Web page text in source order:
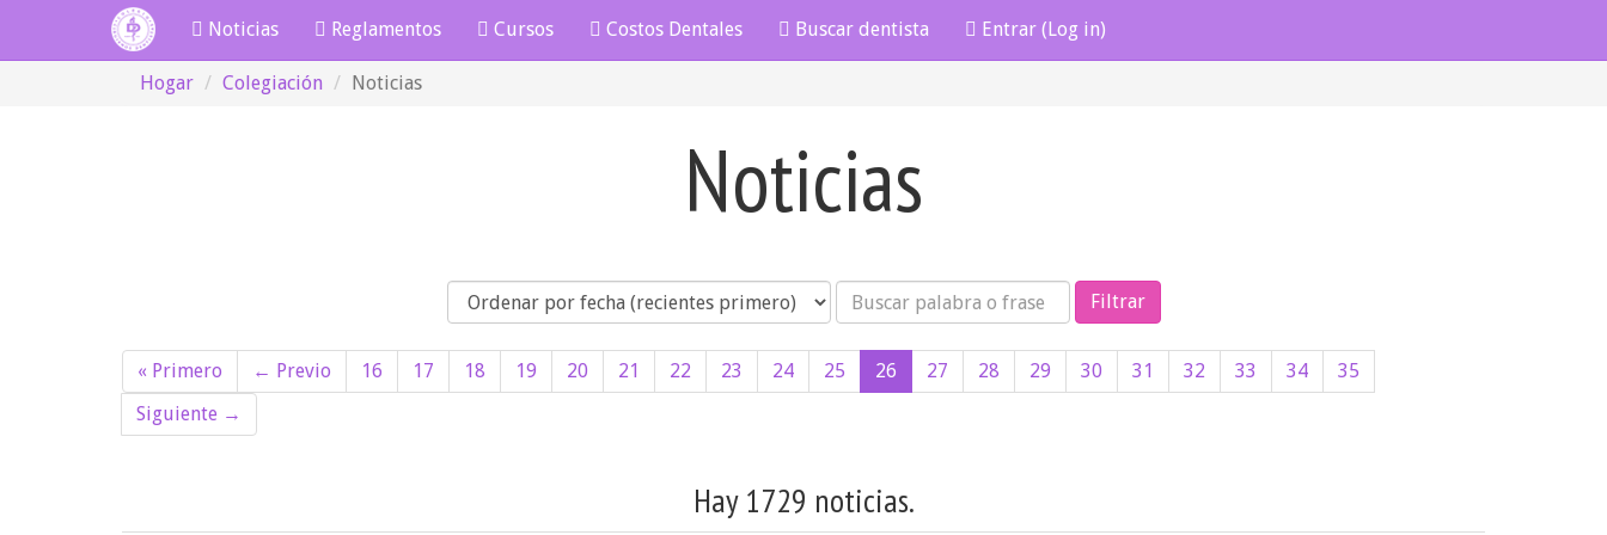
Noticias Reglamentos Cursos Costos Dentales Buscar dentista Entrar (Log in)
Hogar Colegiación Noticias
Noticias
Orden Búsqueda
« Primero ← Previo 16 17 18 19 20 21 22 23 24 25 26 27 28 29 30 31 32 33 34
35
Siguiente →
Hay 1729 noticias.